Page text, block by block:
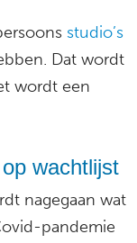
studio’s
Dat wordt
wordt een
wachtlijst
nagegaan wat
pandemie